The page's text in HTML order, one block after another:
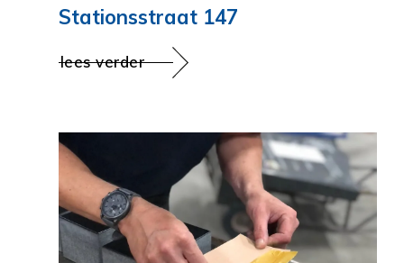
Stationsstraat 147
lees verder